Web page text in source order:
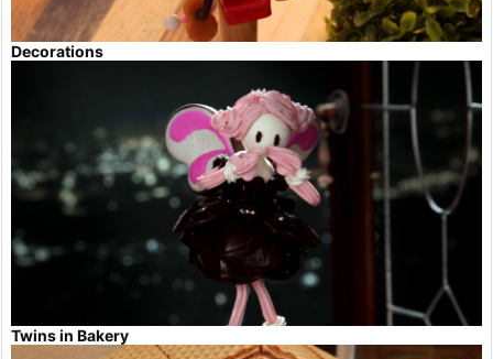
Decorations
Twins in Bakery